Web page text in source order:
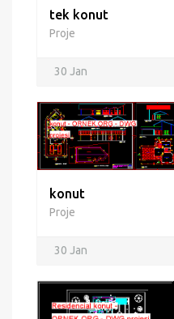
tek konut
Proje
30 Jan
konut
Proje
30 Jan